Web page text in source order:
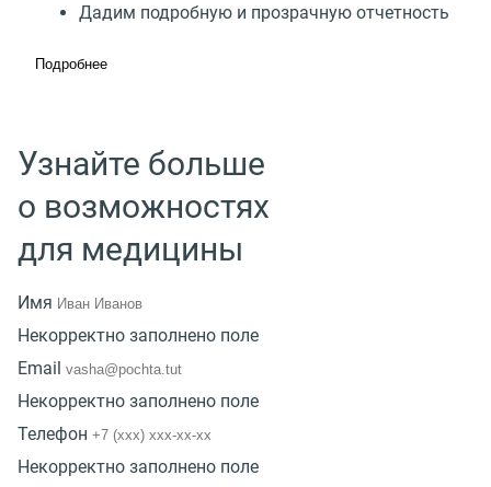
Дадим подробную и прозрачную отчетность
Подробнее
Узнайте больше
о возможностях
для медицины
Имя
Некорректно заполнено поле
Email
Некорректно заполнено поле
Телефон
Некорректно заполнено поле